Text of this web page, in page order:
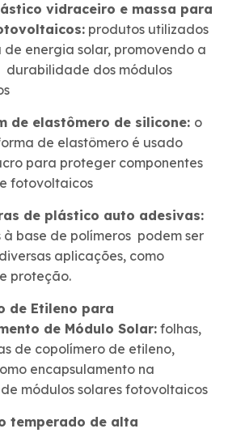
vidraceiro e massa para
produtos utilizados
de energia solar, promovendo a
durabilidade dos módulos
de elastômero de silicone: o
de elastômero é usado
para proteger componentes
fotovoltaicos
de plástico auto adesivas:
à base de polímeros podem ser
aplicações, como
proteção.
de Etileno para
de Módulo Solar: folhas,
de copolímero de etileno,
encapsulamento na
módulos solares fotovoltaicos
temperado de alta